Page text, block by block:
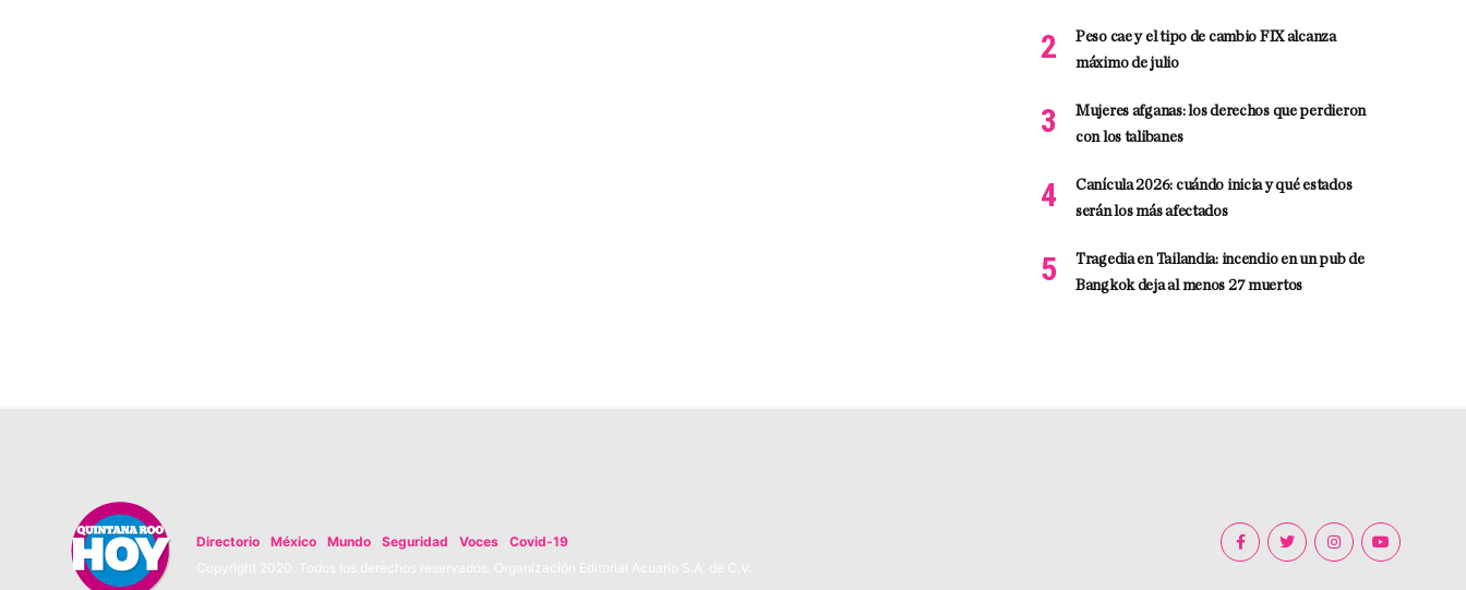
Peso cae y el tipo de cambio FIX alcanza
máximo de julio
Mujeres afganas: los derechos que perdieron
con los talibanes
Canícula 2026: cuándo inicia y qué estados
serán los más afectados
Tragedia en Tailandia: incendio en un pub de
Bangkok deja al menos 27 muertos
Directorio México Mundo Seguridad Voces
Covid-19